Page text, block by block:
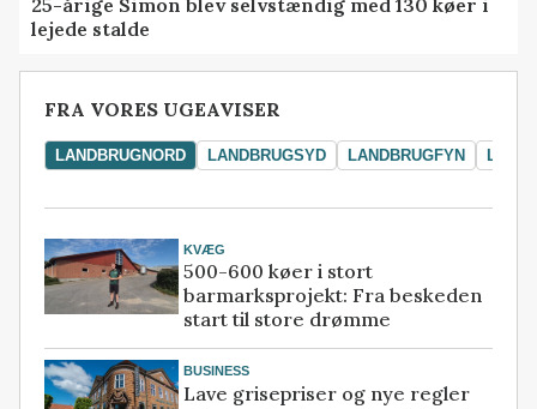
25-årige Simon blev selvstændig med 130 køer i
lejede stalde
FRA VORES UGEAVISER
LANDBRUGNORD LANDBRUGSYD LANDBRUGFYN
KVÆG
500-600 køer i stort
barmarksprojekt: Fra beskeden
start til store drømme
BUSINESS
Lave grisepriser og nye regler